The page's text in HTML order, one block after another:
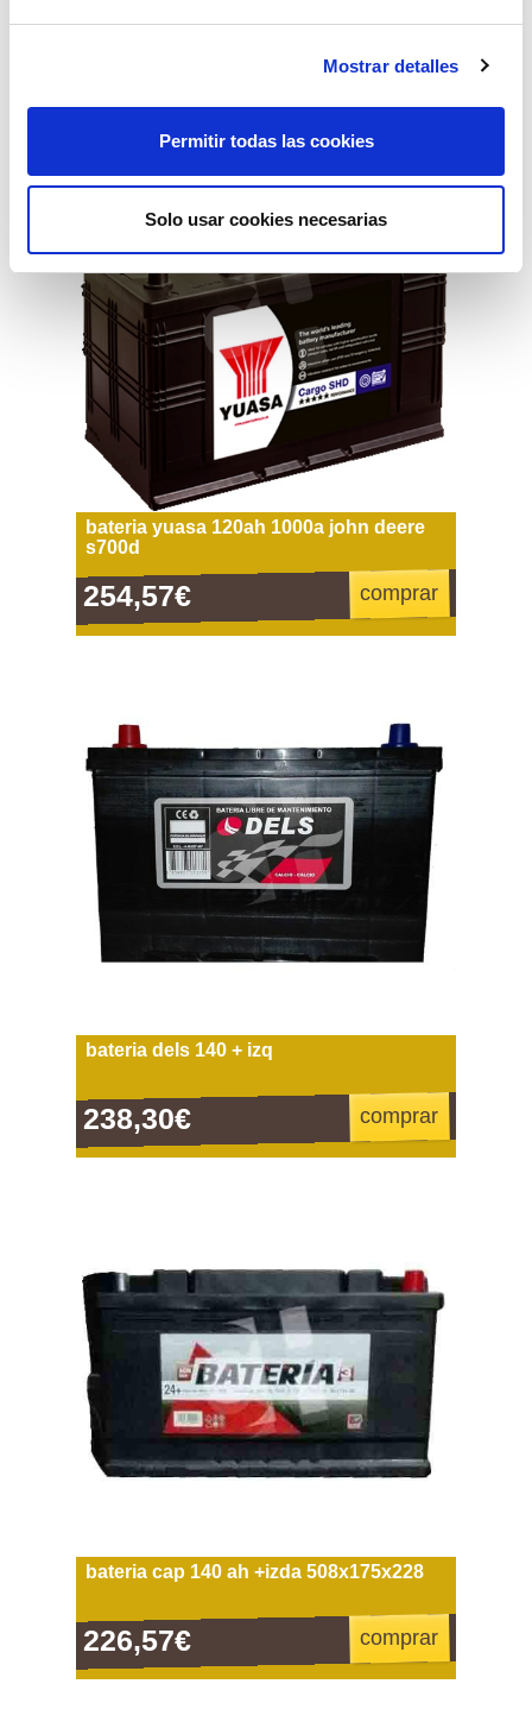
Mostrar detalles
Permitir todas las cookies
Solo usar cookies necesarias
comprar
bateria yuasa 120ah 1000a john deere
s700d
254,57€ comprar
bateria dels 140 + izq
238,30€ comprar
bateria cap 140 ah +izda 508x175x228
226,57€ comprar